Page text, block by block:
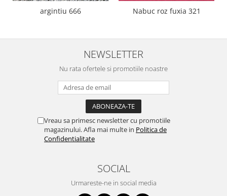
argintiu 666 Nabuc roz fuxia 321
NEWSLETTER
Nu rata ofertele si promotiile noastre
Vreau sa primesc newsletter cu promotiile
magazinului. Afla mai multe in Politica de
Confidentialitate
SOCIAL
Urmareste-ne in social media